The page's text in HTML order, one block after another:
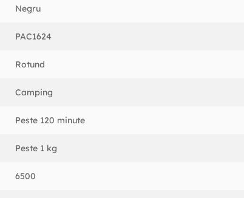
Negru
PAC1624
Rotund
Camping
Peste 120 minute
Peste 1 kg
6500